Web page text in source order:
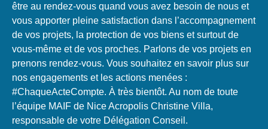
être au rendez-vous quand vous avez besoin de nous et
vous apporter pleine satisfaction dans l’accompagnement
de vos projets, la protection de vos biens et surtout de
vous-même et de vos proches.​ Parlons de vos projets en
prenons rendez-vous. Vous souhaitez en savoir plus sur
nos engagements et les actions menées :
#ChaqueActeCompte.​ À très bientôt​. Au nom de toute
l’équipe MAIF de Nice Acropolis Christine Villa,
responsable de votre Délégation Conseil.